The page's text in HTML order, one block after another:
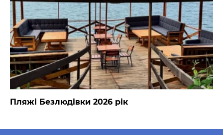
Пляжі Безлюдівки 2026 рік